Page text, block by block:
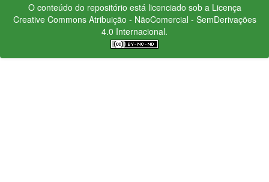
O conteúdo do repositório está licenciado sob a Licença
Creative CommonsAtribuição - NãoComercial - SemDerivações
4.0 Internacional.